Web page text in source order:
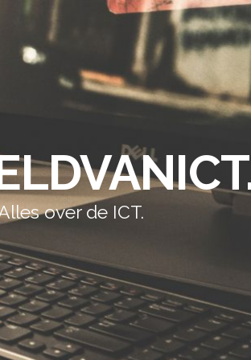
over de ICT.